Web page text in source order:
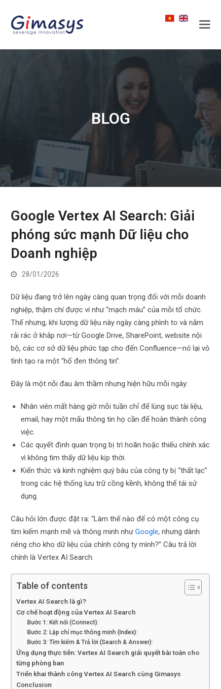
BLOG
Google Vertex AI Search: Giải
phóng sức mạnh Dữ liệu cho
Doanh nghiệp
28/01/2026
Dữ liệu đang trở lên ngày càng quan trọng đối với mỗi doanh
nghiệp, thậm chí được ví như “mạch máu” của mỗi tổ chức.
Thế nhưng, khi lượng dữ liệu này ngày càng phình to và nằm
rải rác ở khắp nơi—từ Google Drive, SharePoint, website nội
bộ, các cơ sở dữ liệu phức tạp cho đến Confluence—nó lại vô
tình tạo ra một “hố đen thông tin”.
Đây là một nỗi đau âm thầm nhưng hiện hữu mỗi ngày:
Nhân viên mất hàng giờ mỗi tuần chỉ để lùng sục tài liệu,
email, hay một mẩu thông tin họ cần để hoàn thành công
việc.
Các quyết định quan trọng bị trì hoãn hoặc thiếu chính xác
vì không tìm thấy dữ liệu kịp thời.
Kiến thức và kinh nghiệm quý báu của công ty bị “thất lạc”
trong các hệ thống lưu trữ cồng kềnh, không thể tái sử
dụng.
Câu hỏi lớn được đặt ra: “Làm thế nào để có một công cụ
tìm kiếm mạnh mẽ và thông minh nhưGoogle, nhưng dành
riêng cho kho dữ liệu của chính công ty mình?” Câu trả lời
chính là Vertex AI Search.
Table of contents
Vertex AI Search là gì?
Cơ chế hoạt động của Vertex AI Search
Bước 1: Kết nối (Connect):
Bước 2: Lập chỉ mục thông minh (Index):
Bước 3: Tìm kiếm & Trả lời (Search & Answer):
Ứng dụng thực tiễn: Vertex AI Search giải quyết bài toán cho
từng phòng ban
Triển khai thành công Vertex AI Search cùng Gimasys
Conclusion